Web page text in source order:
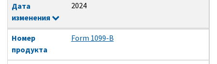
Дата
изменения
2024
Номер
продукта
Form 1099-B